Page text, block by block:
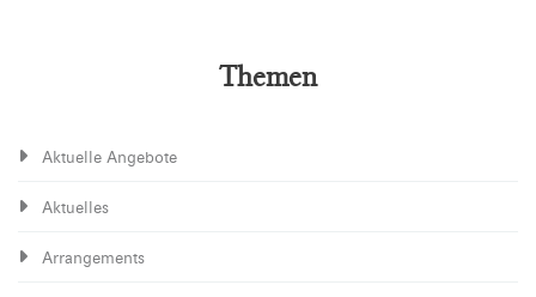
Themen
Aktuelle Angebote
Aktuelles
Arrangements